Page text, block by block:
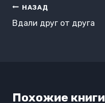
Навигация
по
НАЗАД
Вдали друг от друга
Похожие книги